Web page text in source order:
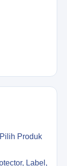
Produk
Label,